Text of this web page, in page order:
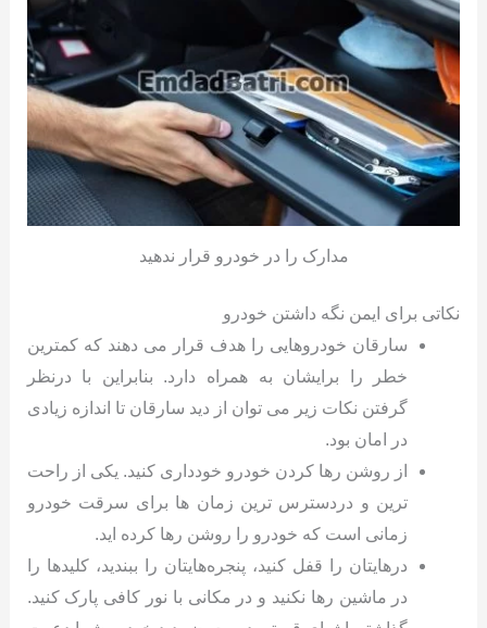
مدارک را در خودرو قرار ندهید
نکاتی برای ایمن نگه داشتن خودرو
سارقان خودروهایی را هدف قرار می دهند که کمترین
خطر را برایشان به همراه دارد. بنابراین با درنظر
گرفتن نکات زیر می توان از دید سارقان تا اندازه زیادی
در امان بود.
از روشن رها کردن خودرو خودداری کنید. یکی از راحت
ترین و دردسترس ترین زمان ها برای سرقت خودرو
زمانی است که خودرو را روشن رها کرده اید.
درهایتان را قفل کنید، پنجره‌هایتان را ببندید، کلیدها را
در ماشین رها نکنید و در مکانی با نور کافی پارک کنید.